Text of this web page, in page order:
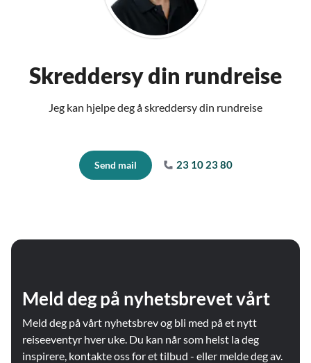
Skreddersy din rundreise
Jeg kan hjelpe deg å skreddersy din rundreise
Send mail 23 10 23 80
Meld deg på nyhetsbrevet vårt
Meld deg på vårt nyhetsbrev og bli med på et nytt
reiseeventyr hver uke. Du kan når som helst la deg
inspirere, kontakte oss for et tilbud - eller melde deg av.